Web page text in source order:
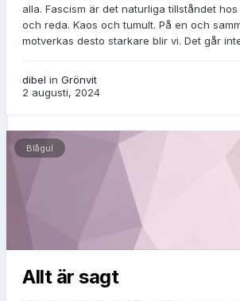
alla. Fascism är det naturliga tillståndet
och reda. Kaos och tumult. På en och
motverkas desto starkare blir vi. Det går
dibel in Grönvit
2 augusti, 2024
Blågul
Allt är sagt